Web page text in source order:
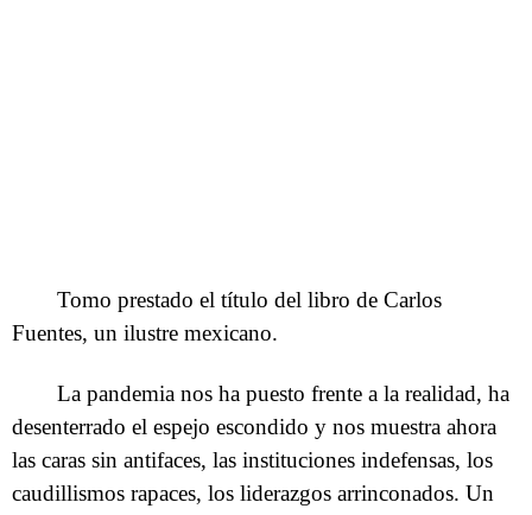
Tomo prestado el título del libro de Carlos
Fuentes, un ilustre mexicano.
La pandemia nos ha puesto frente a la realidad, ha
desenterrado el espejo escondido y nos muestra ahora
las caras sin antifaces, las instituciones indefensas, los
caudillismos rapaces, los liderazgos arrinconados. Un